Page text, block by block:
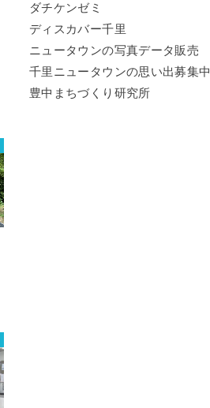
ダチケンゼミ
ディスカバー千里
ニュータウンの写真データ販売
千里ニュータウンの思い出募集中
豊中まちづくり研究所